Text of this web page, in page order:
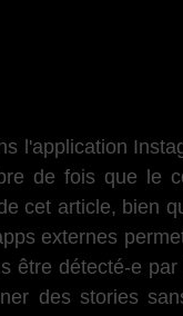
l'application
de fois que le
cet article, bien
externes
être détecté-e
des stories